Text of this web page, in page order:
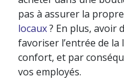
pas à assurer la
locaux? En plus, avoir
favoriser l’entrée de
confort, et par
vos employés.